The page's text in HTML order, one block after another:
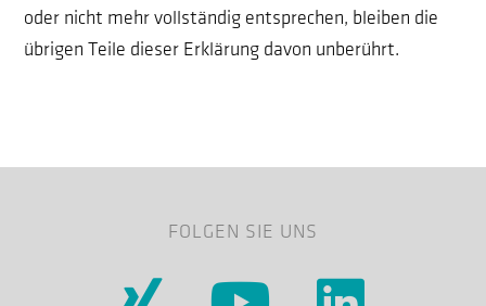
oder nicht mehr vollständig entsprechen, bleiben die
übrigen Teile dieser Erklärung davon unberührt.
FOLGEN SIE UNS